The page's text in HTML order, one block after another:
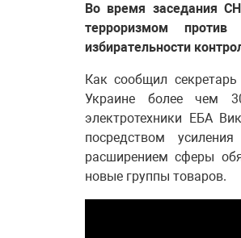
Во время заседания
терроризмом
избирательности
Как сообщил
Украине более чем
электротехники ЕБА
посредством
расширением сферы
новые группы товаров.